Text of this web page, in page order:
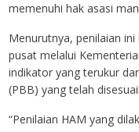
memenuhi hak asasi
Menurutnya, penilaian
pusat melalui
indikator yang terukur
(PBB) yang telah
“Penilaian HAM yang